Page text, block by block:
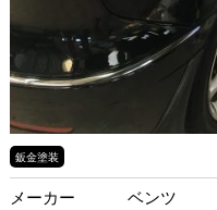
鈑金塗装
メーカー
ベンツ